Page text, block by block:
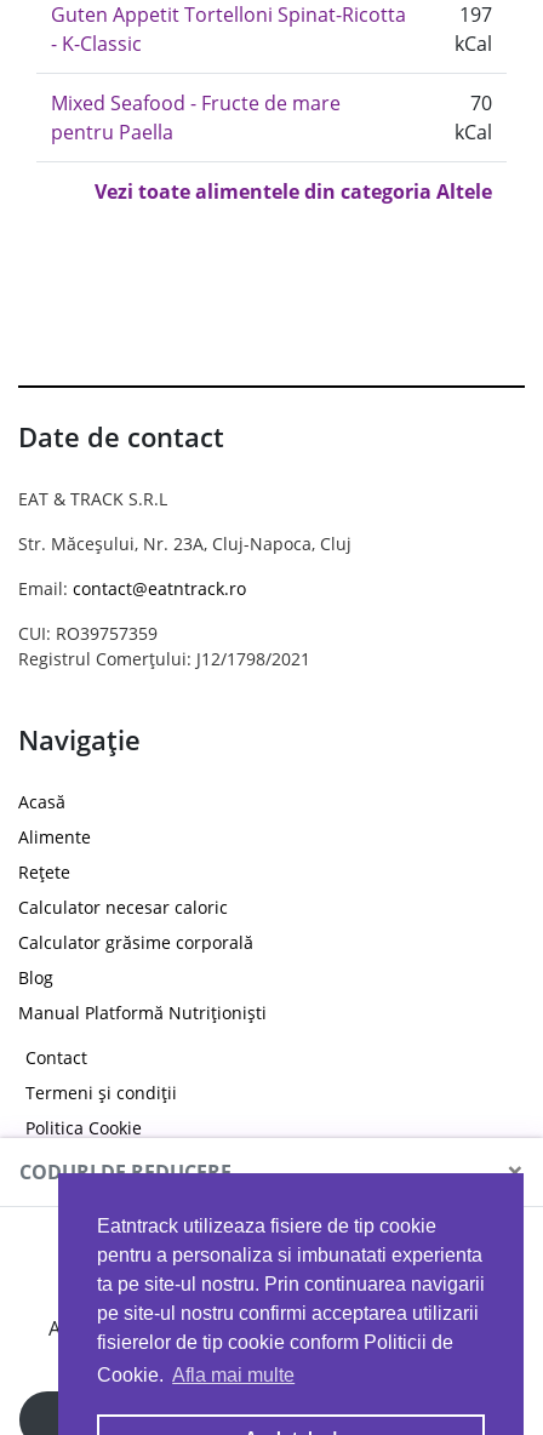
Eatntrack utilizeaza fisiere de tip cookie
pentru a personaliza si imbunatati experienta
ta pe site-ul nostru. Prin continuarea navigarii
pe site-ul nostru confirmi acceptarea utilizarii
fisierelor de tip cookie conform Politicii de
Cookie. Afla mai multe
Guten Appetit Tortelloni Spinat-Ricotta
- K-Classic
197
kCal
Mixed Seafood - Fructe de mare
pentru Paella
70
kCal
Vezi toate alimentele din categoria Altele
Date de contact
EAT & TRACK S.R.L
Str. Măceșului, Nr. 23A, Cluj-Napoca, Cluj
Email: contact@eatntrack.ro
CUI: RO39757359
Registrul Comerțului: J12/1798/2021
Navigație
Acasă
Alimente
Rețete
Calculator necesar caloric
Calculator grăsime corporală
Blog
Manual Platformă Nutriționiști
Contact
Termeni și condiții
Politica Cookie
Politica de confidențialitate
CODURI DE REDUCERE ×
MYPROTEIN
Ai 40%reducere la orice comandă folosind codul
EATTRACK
Profită acum